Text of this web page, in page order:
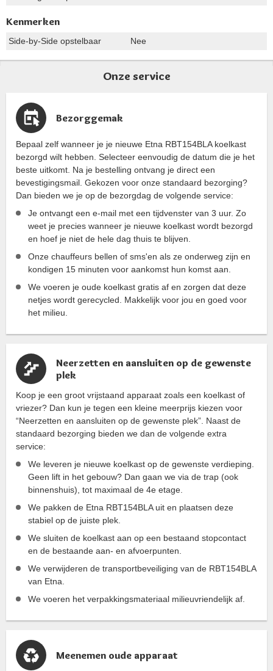
Kenmerken
Side-by-Side opstelbaar Nee
Onze service
Bezorggemak
Bepaal zelf wanneer je je nieuwe Etna RBT154BLA koelkast
bezorgd wilt hebben. Selecteer eenvoudig de datum die je het
beste uitkomt. Na je bestelling ontvang je direct een
bevestigingsmail. Gekozen voor onze standaard bezorging?
Dan bieden we je op de bezorgdag de volgende service:
Je ontvangt een e-mail met een tijdvenster van 3 uur. Zo
weet je precies wanneer je nieuwe koelkast wordt bezorgd
en hoef je niet de hele dag thuis te blijven.
Onze chauffeurs bellen of sms'en als ze onderweg zijn en
kondigen 15 minuten voor aankomst hun komst aan.
We voeren je oude koelkast gratis af en zorgen dat deze
netjes wordt gerecycled. Makkelijk voor jou en goed voor
het milieu.
Neerzetten en aansluiten op de gewenste
plek
Koop je een groot vrijstaand apparaat zoals een koelkast of
vriezer? Dan kun je tegen een kleine meerprijs kiezen voor
“Neerzetten en aansluiten op de gewenste plek”. Naast de
standaard bezorging bieden we dan de volgende extra
service:
We leveren je nieuwe koelkast op de gewenste verdieping.
Geen lift in het gebouw? Dan gaan we via de trap (ook
binnenshuis), tot maximaal de 4e etage.
We pakken de Etna RBT154BLA uit en plaatsen deze
stabiel op de juiste plek.
We sluiten de koelkast aan op een bestaand stopcontact
en de bestaande aan- en afvoerpunten.
We verwijderen de transportbeveiliging van de RBT154BLA
van Etna.
We voeren het verpakkingsmateriaal milieuvriendelijk af.
Meenemen oude apparaat